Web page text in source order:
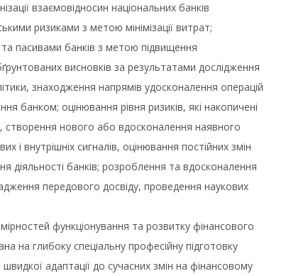
взаємовідносин національних банків
ризиками з метою мінімізації витрат;
та пасивами банків з метою підвищення
висновків за результатами дослідження
знаходження напрямів удосконалення операцій
банком; оцінювання рівня ризиків, які накопичені
створення нового або вдосконалення наявного
і внутрішніх сигналів, оцінювання постійних змін
банків; розроблення та вдосконалення
передового досвіду, проведення наукових
функціонування та розвитку фінансового
на глибоку спеціальну професійну підготовку
швидкої адаптації до сучасних змін на фінансовому